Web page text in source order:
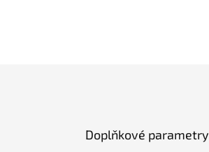
Doplňkové parametry